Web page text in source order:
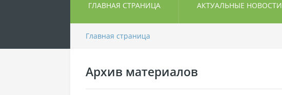
ГЛАВНАЯ СТРАНИЦА АКТУАЛЬНЫЕ НОВОСТИ
Главная страница
Архив материалов